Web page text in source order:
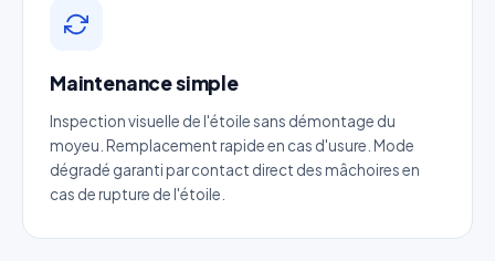
Maintenance simple
Inspection visuelle de l'étoile sans démontage du
moyeu. Remplacement rapide en cas d'usure. Mode
dégradé garanti par contact direct des mâchoires en
cas de rupture de l'étoile.
Référence produit
Quantité estimée